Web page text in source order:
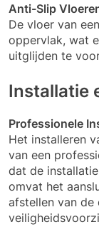
Anti-Slip
De vloer van
oppervlak, wat
uitglijden te
Installatie
Professionele
Het installeren
van een
dat de
omvat het
afstellen van de